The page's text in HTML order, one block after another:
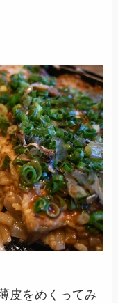
皮をめくってみ